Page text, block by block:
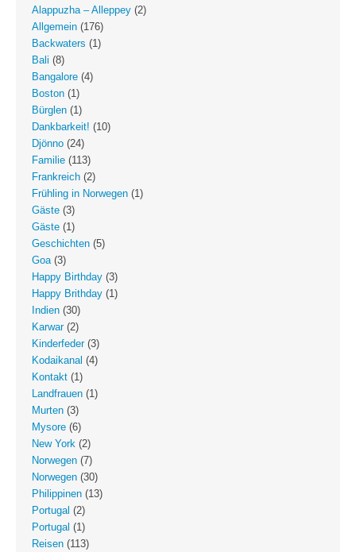
Alappuzha – Alleppey (2)
Allgemein (176)
Backwaters (1)
Bali (8)
Bangalore (4)
Boston (1)
Bürglen (1)
Dankbarkeit! (10)
Djönno (24)
Familie (113)
Frankreich (2)
Frühling in Norwegen (1)
Gäste (3)
Gäste (1)
Geschichten (5)
Goa (3)
Happy Birthday (3)
Happy Brithday (1)
Indien (30)
Karwar(2)
Kinderfeder(3)
Kodaikanal (4)
Kontakt (1)
Landfrauen (1)
Murten (3)
Mysore (6)
New York (2)
Norwegen (7)
Norwegen (30)
Philippinen (13)
Portugal (2)
Portugal (1)
Reisen (113)